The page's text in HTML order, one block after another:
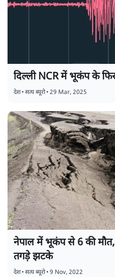
दिल्ली NCR में भूकंप के
देश•सत्य ब्यूरो•29 Mar, 2025
नेपाल में भूकंप से 6 की
तगड़े झटके
देश•सत्य ब्यूरो•9 Nov, 2022